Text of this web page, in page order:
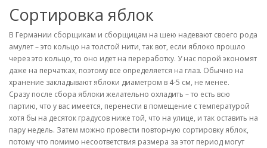
Сортировка яблок
В Германии сборщикам и сборщицам на шею надевают своего рода
амулет – это кольцо на толстой нити, так вот, если яблоко прошло
через это кольцо, то оно идет на переработку. У нас порой экономят
даже на перчатках, поэтому все определяется на глаз. Обычно на
хранение закладывают яблоки диаметром в 4-5 см, не менее.
Сразу после сбора яблоки желательно охладить – то есть всю
партию, что у вас имеется, перенести в помещение с температурой
хотя бы на десяток градусов ниже той, что на улице, и так оставить на
пару недель. Затем можно провести повторную сортировку яблок,
потому что помимо несоответствия размера за этот период могут